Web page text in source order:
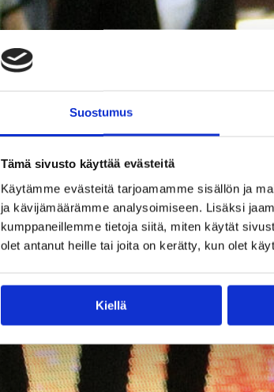
Suostumus
Tämä sivusto käyttää evästeitä
Käytämme evästeitä tarjoamamme sisällön ja
ja kävijämäärämme analysoimiseen. Lisäksi
kumppaneillemme tietoja siitä, miten käytät
olet antanut heille tai joita on kerätty, kun olet
Kiellä